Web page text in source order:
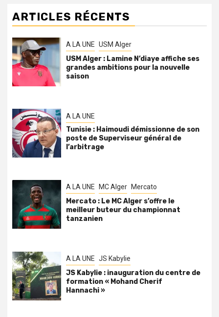
ARTICLES RÉCENTS
A LA UNE USM Alger
USM Alger : Lamine N’diaye affiche ses
grandes ambitions pour la nouvelle
saison
A LA UNE
Tunisie : Haimoudi démissionne de son
poste de Superviseur général de
l’arbitrage
A LA UNE MC Alger Mercato
Mercato : Le MC Alger s’offre le
meilleur buteur du championnat
tanzanien
A LA UNE JS Kabylie
JS Kabylie : inauguration du centre de
formation « Mohand Cherif
Hannachi »